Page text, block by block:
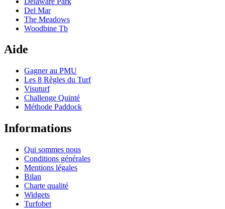
Del Mar
The Meadows
Woodbine Tb
Aide
Gagner au PMU
Les 8 Règles du Turf
Visuturf
Challenge Quinté
Méthode Paddock
Informations
Qui sommes nous
Conditions générales
Mentions légales
Bilan
Charte qualité
Widgets
Turfobet